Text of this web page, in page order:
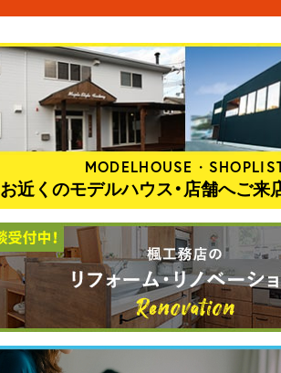
MODELHOUSE・
お近くのモデルハウス・店舗へご来